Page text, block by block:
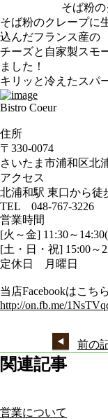
そば粉のクレ
そば粉のクレープに
込んだフランス産の
チーズと自家製スモ
ました！
キリッと冷えたスパ
Bistro Coeur
住所
〒330-0074
さいたま市浦和区北
アクセス
北浦和駅 東口から徒
TEL 048-767-3226
営業時間
[火～金] 11:30～
[土・日・祝] 15:00～
定休日 月曜日
当店Facebookはこちら
http://on.fb.me/
前の
関連記事
営業について